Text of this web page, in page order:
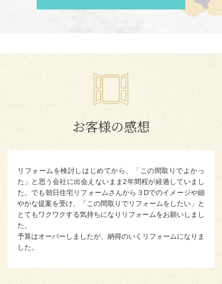
お客様の感想
リフォームを検討しはじめてから、「この間取りでよかっ
た」と思う会社に出会えないまま2年間程が経過していまし
た。でも朝日住宅リフォームさんから３Dでのイメージや細
やかな提案を受け、「この間取りでリフォームをしたい」と
とてもワクワクする気持ちになりリフォームをお願いしまし
た。
予算はオーバーしましたが、納得のいくリフォームになりま
した。